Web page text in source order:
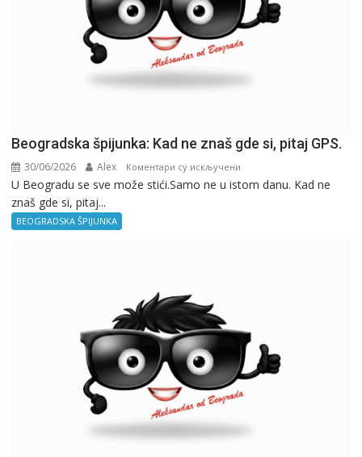
Beogradska špijunka: Kad ne znaš gde si, pitaj GPS.
30/06/2026 Alex Коментари су искључени
Beogradska
U Beogradu se sve može stići.Samo ne u istom danu. Kad ne
znaš gde si, pitaj...
BEOGRADSKA ŠPIJUNKA